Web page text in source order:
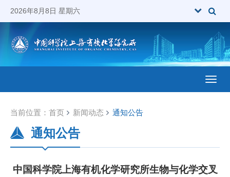
2026年8月8日 星期六
当前位置： 首页 新闻动态 通知公告
通知公告
中国科学院上海有机化学研究所生物与化学交叉